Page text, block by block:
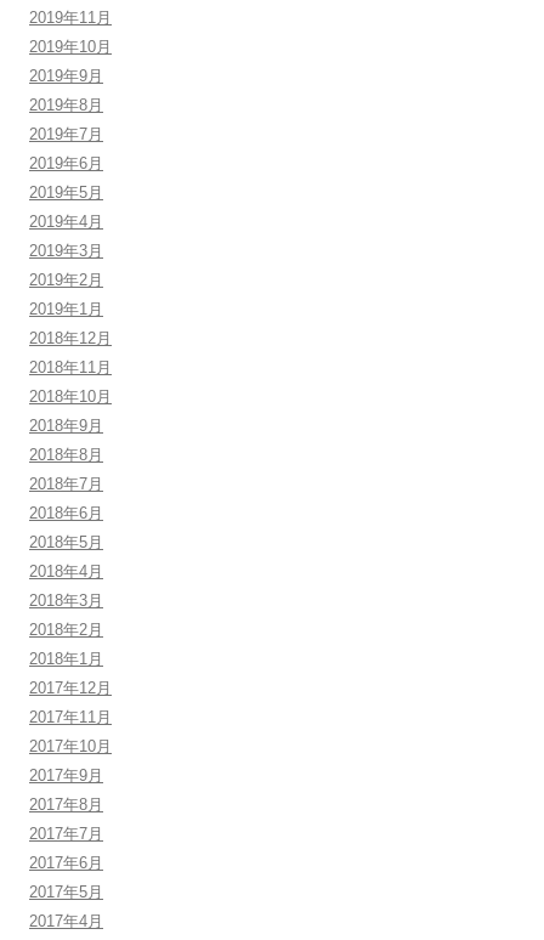
2019年11月
2019年10月
2019年9月
2019年8月
2019年7月
2019年6月
2019年5月
2019年4月
2019年3月
2019年2月
2019年1月
2018年12月
2018年11月
2018年10月
2018年9月
2018年8月
2018年7月
2018年6月
2018年5月
2018年4月
2018年3月
2018年2月
2018年1月
2017年12月
2017年11月
2017年10月
2017年9月
2017年8月
2017年7月
2017年6月
2017年5月
2017年4月